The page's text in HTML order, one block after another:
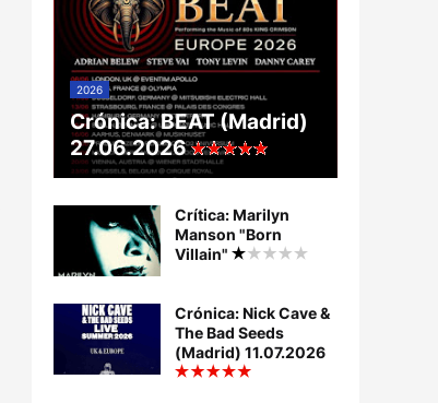
2026
Crónica: BEAT (Madrid)
27.06.2026
Crítica: Marilyn
Manson "Born
Villain"
Crónica: Nick Cave &
The Bad Seeds
(Madrid) 11.07.2026